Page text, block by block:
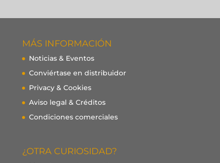
MÁS INFORMACIÓN
Noticias & Eventos
Conviértase en distribuidor
Privacy & Cookies
Aviso legal & Créditos
Condiciones comerciales
¿OTRA CURIOSIDAD?